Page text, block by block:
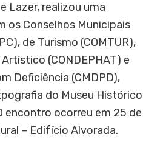
Lazer, realizou uma
os Conselhos Municipais
de Turismo (COMTUR),
(CONDEPHAT) e
Deficiência (CMDPD),
do Museu Histórico
encontro ocorreu em 25 de
– Edifício Alvorada.